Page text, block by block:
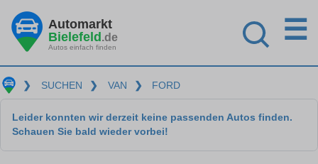
Automarkt
Bielefeld.de
Autos einfach finden
☰
❯ SUCHEN ❯ VAN ❯ FORD
Leider konnten wir derzeit keine passenden Autos finden.
Schauen Sie bald wieder vorbei!